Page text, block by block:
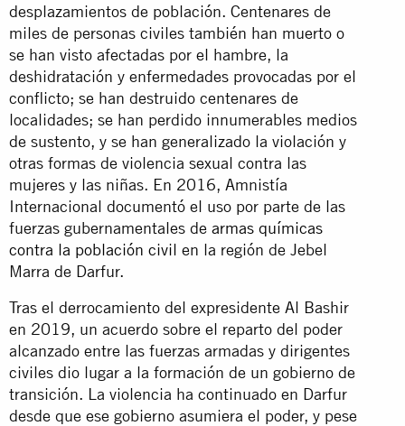
desplazamientos de población. Centenares de
miles de personas civiles también han muerto o
se han visto afectadas por el hambre, la
deshidratación y enfermedades provocadas por el
conflicto; se han destruido centenares de
localidades; se han perdido innumerables medios
de sustento, y se han generalizado la violación y
otras formas de violencia sexual contra las
mujeres y las niñas. En 2016, Amnistía
Internacional documentó el uso por parte de las
fuerzas gubernamentales de armas químicas
contra la población civil en la región de Jebel
Marra de Darfur.
Tras el derrocamiento del expresidente Al Bashir
en 2019, un acuerdo sobre el reparto del poder
alcanzado entre las fuerzas armadas y dirigentes
civiles dio lugar a la formación de un gobierno de
transición. La violencia ha continuado en Darfur
desde que ese gobierno asumiera el poder, y pese